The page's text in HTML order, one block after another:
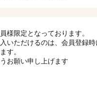
様限定となっております。
いただけるのは、会員登録
す。
お願い申し上げます